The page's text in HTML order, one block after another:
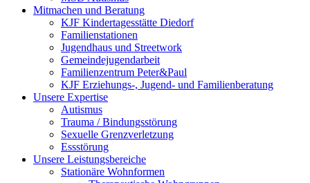
Mitmachen und Beratung
KJF Kindertagesstätte Diedorf
Familienstationen
Jugendhaus und Streetwork
Gemeindejugendarbeit
Familienzentrum Peter&Paul
KJF Erziehungs-, Jugend- und Familienberatung
Unsere Expertise
Autismus
Trauma / Bindungsstörung
Sexuelle Grenzverletzung
Essstörung
Unsere Leistungsbereiche
Stationäre Wohnformen